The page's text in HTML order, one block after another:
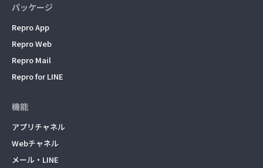
パッケージ
Repro App
Repro Web
Repro Mail
Repro for LINE
機能
アプリチャネル
Webチャネル
メール・LINE